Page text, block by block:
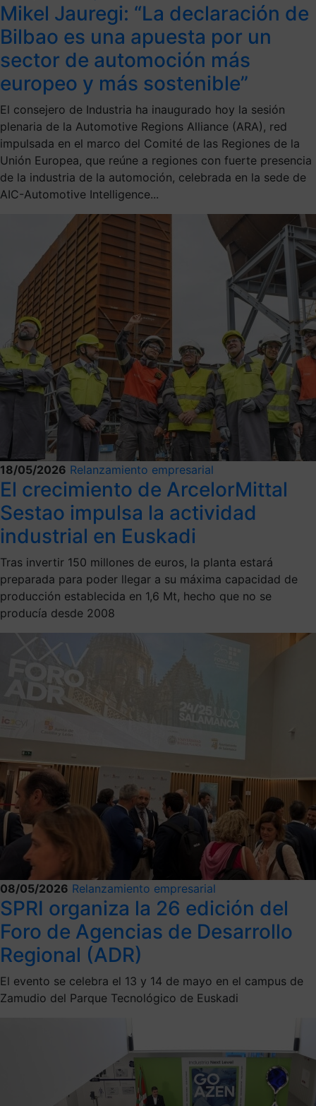
Mikel Jauregi: “La declaración de
Bilbao es una apuesta por un
sector de automoción más
europeo y más sostenible”
El consejero de Industria ha inaugurado hoy la sesión
plenaria de la Automotive Regions Alliance (ARA), red
impulsada en el marco del Comité de las Regiones de la
Unión Europea, que reúne a regiones con fuerte presencia
de la industria de la automoción, celebrada en la sede de
AIC-Automotive Intelligence...
18/05/2026 Relanzamiento empresarial
El crecimiento de ArcelorMittal
Sestao impulsa la actividad
industrial en Euskadi
Tras invertir 150 millones de euros, la planta estará
preparada para poder llegar a su máxima capacidad de
producción establecida en 1,6 Mt, hecho que no se
producía desde 2008
08/05/2026 Relanzamiento empresarial
SPRI organiza la 26 edición del
Foro de Agencias de Desarrollo
Regional (ADR)
El evento se celebra el 13 y 14 de mayo en el campus de
Zamudio del Parque Tecnológico de Euskadi